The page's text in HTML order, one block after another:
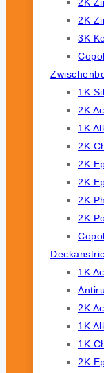
2K
3K
1K
2K
1K
2K
2K
2K
2K
2K
1K
2K
1K
1K
2K